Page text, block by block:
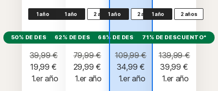
1 año
50% DE DESCUENTO*
39,99 €
19,99 €
1.er año
1 año 2 años
62% DE DESCUENTO*
79,99 €
29,99 €
1.er año
1 año 2 años
68% DE DESCUENTO*
109,99 €
34,99 €
1.er año
1 año 2 años
71% DE DESCUENTO*
139,99 €
39,99 €
1.er año